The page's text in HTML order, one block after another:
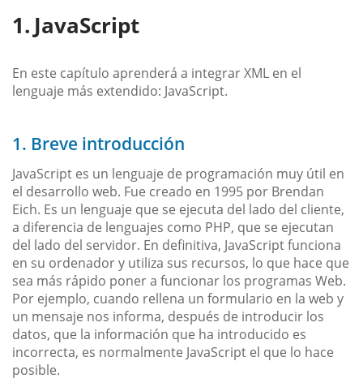
JavaScript
En este capítulo aprenderá a integrar XML en el
lenguaje más extendido: JavaScript.
1. Breve introducción
JavaScript es un lenguaje de programación muy útil en
el desarrollo web. Fue creado en 1995 por Brendan
Eich. Es un lenguaje que se ejecuta del lado del cliente,
a diferencia de lenguajes como PHP, que se ejecutan
del lado del servidor. En definitiva, JavaScript funciona
en su ordenador y utiliza sus recursos, lo que hace que
sea más rápido poner a funcionar los programas Web.
Por ejemplo, cuando rellena un formulario en la web y
un mensaje nos informa, después de introducir los
datos, que la información que ha introducido es
incorrecta, es normalmente JavaScript el que lo hace
posible.